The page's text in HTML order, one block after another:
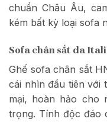
chuẩn Châu Âu,
kém bất kỳ loại sofa
Sofa chân sắt da
Ghế sofa chân sắt
cái nhìn đầu tiên với
mại, hoàn hảo cho
trọng. Tính độc đáo